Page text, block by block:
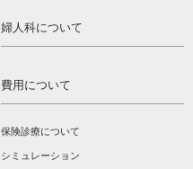
婦人科について
費用について
保険診療について
シミュレーション